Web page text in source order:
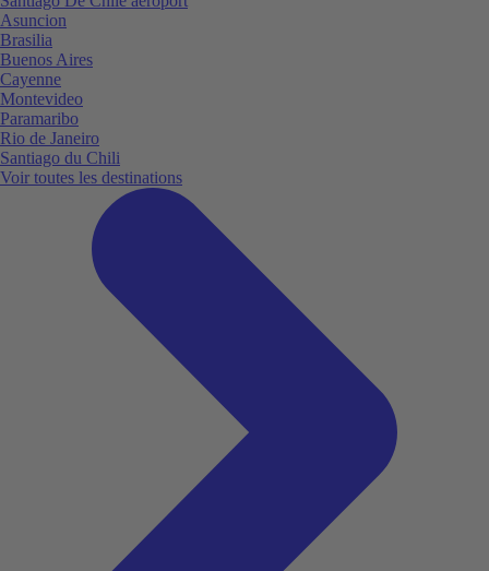
Asuncion
Brasilia
Buenos Aires
Cayenne
Montevideo
Paramaribo
Rio de Janeiro
Santiago du Chili
Voir toutes les destinations